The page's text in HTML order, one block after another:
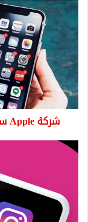
شركة
ستدفع
دولار
لمستخدمي
iPhone
شركة Apple ستدفع 1000 دولار لمستخدمي iPhone
Instagram
مقاطع
فيديو